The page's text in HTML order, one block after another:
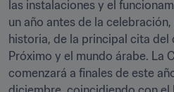
las instalaciones y el
un año antes de la
historia, de la principal cita
Próximo y el mundo árabe. La
comenzará a finales de este